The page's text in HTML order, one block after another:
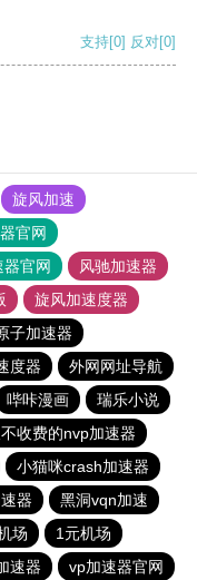
支持[0] 反对[0]
旋风加速
官网
器官网
风驰加速器
旋风加速度器
子加速器
度器
外网网址导航
哔咔漫画
瑞乐小说
收费的nvp加速器
小猫咪crash加速器
器
黑洞vqn加速
场
1元机场
速器
vp加速器官网